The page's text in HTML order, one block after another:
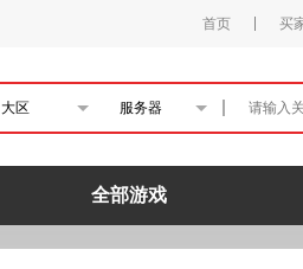
首页 买
大区 服务器
全部游戏